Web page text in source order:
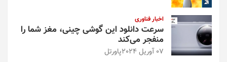
اخبار فناوری
سرعت دانلود این گوشی چینی، مغز شما را
منفجر می‌کند
07 آوریل 2024 پاورتل